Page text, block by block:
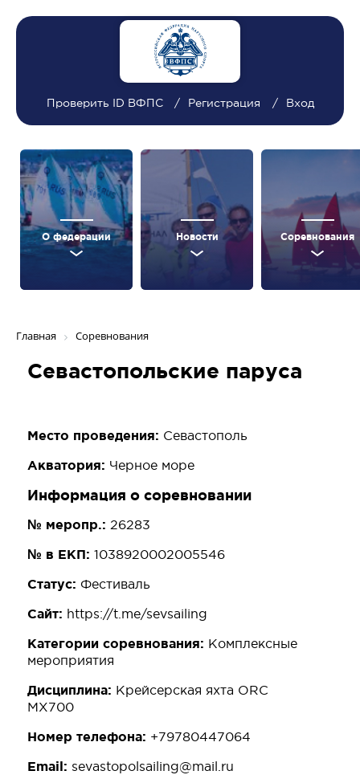
Проверить ID ВФПС Регистрация Вход
О федерации Новости Соревнования
Главная Соревнования
Севастопольские паруса
Место проведения: Севастополь
Акватория: Черное море
Информация о соревновании
№ меропр.: 26283
№ в ЕКП: 1038920002005546
Статус: Фестиваль
Сайт: https://t.me/sevsailing
Категории соревнования: Комплексные
мероприятия
Дисциплина: Крейсерская яхта ORC
MX700
Номер телефона: +79780447064
Email: sevastopolsailing@mail.ru